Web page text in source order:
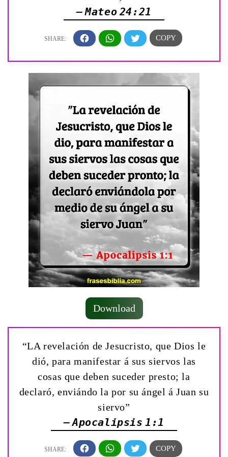
— Mateo 24:21
Download
“LA revelación de Jesucristo, que Dios le
dió, para manifestar á sus siervos las
cosas que deben suceder presto; la
declaró, enviándo la por su ángel á Juan su
siervo”
— Apocalipsis 1:1